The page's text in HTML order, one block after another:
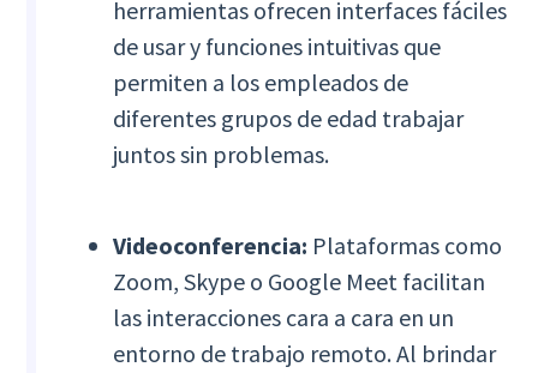
herramientas ofrecen interfaces fáciles
de usar y funciones intuitivas que
permiten a los empleados de
diferentes grupos de edad trabajar
juntos sin problemas.
Videoconferencia: Plataformas como
Zoom, Skype o Google Meet facilitan
las interacciones cara a cara en un
entorno de trabajo remoto. Al brindar